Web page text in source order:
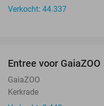
Verkocht: 44.337
Entree voor GaiaZOO
GaiaZOO
Kerkrade